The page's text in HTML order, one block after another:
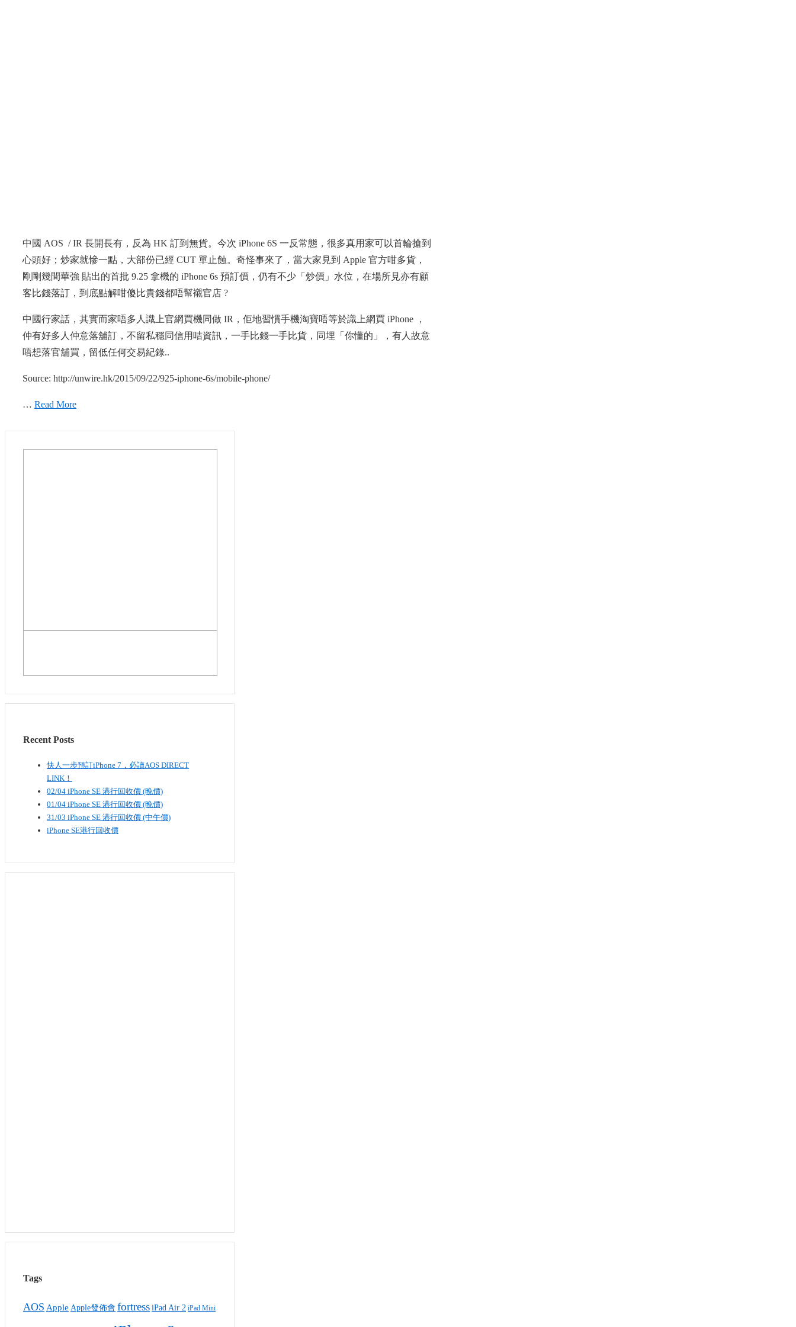
中國 AOS / IR 長開長有，反為 HK 訂到無貨。今次 iPhone 6S 一反常態，很多真用家可以首輪搶到
心頭好；炒家就慘一點，大部份已經 CUT 單止蝕。奇怪事來了，當大家見到 Apple 官方咁多貨，
剛剛幾間華強 貼出的首批 9.25 拿機的 iPhone 6s 預訂價，仍有不少「炒價」水位，在場所見亦有顧
客比錢落訂，到底點解咁傻比貴錢都唔幫襯官店 ?
中國行家話，其實而家唔多人識上官網買機同做 IR，佢地習慣手機淘寶唔等於識上網買 iPhone ，
仲有好多人仲意落舖訂，不留私穩同信用咭資訊，一手比錢一手比貨，同埋「你懂的」，有人故意
唔想落官舖買，留低任何交易紀錄..
Source: http://unwire.hk/2015/09/22/925-iphone-6s/mobile-phone/
… Read More
Recent Posts
快人一步預訂iPhone 7，必讀AOS DIRECT
LINK！
02/04 iPhone SE​ 港行回收價 (晚價)
01/04 iPhone SE​ 港行回收價 (晚價)
31/03 iPhone SE​ 港行回收價 (中午價)
iPhone SE港行回收價
Tags
AOS Apple Apple發佈會 fortress iPad Air 2 iPad Mini